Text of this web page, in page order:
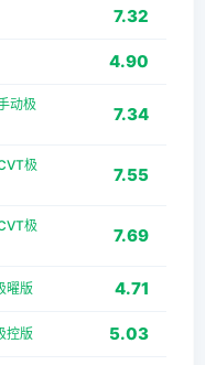
7.32
4.90
动极
7.34
极
7.55
极
7.69
曜版 4.71
控版 5.03